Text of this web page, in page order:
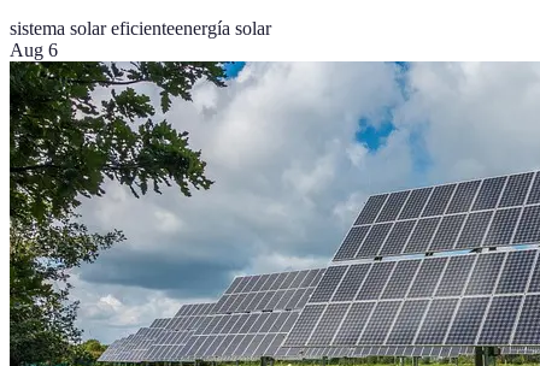
sistema solar eficienteenergía solar
Aug 6